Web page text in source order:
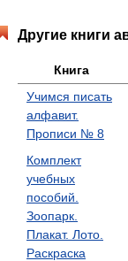
Другие книги
Книга
Учимся писать
алфавит.
Прописи № 8
Комплект
учебных
пособий.
Зоопарк.
Плакат. Лото.
Раскраска